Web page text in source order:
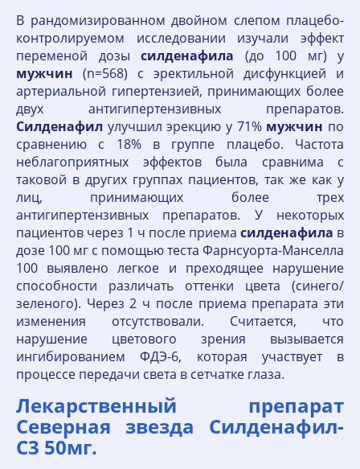
В рандомизированном двойном слепом плацебо-
контролируемом исследовании изучали эффект
переменой дозы силденафила (до 100 мг) у
мужчин (n=568) с эректильной дисфункцией и
артериальной гипертензией, принимающих более
двух антигипертензивных препаратов.
Силденафил улучшил эрекцию у 71% мужчин по
сравнению с 18% в группе плацебо. Частота
неблагоприятных эффектов была сравнима с
таковой в других группах пациентов, так же как у
лиц, принимающих более трех
антигипертензивных препаратов. У некоторых
пациентов через 1 ч после приема силденафила в
дозе 100 мг с помощью теста Фарнсуорта-Манселла
100 выявлено легкое и преходящее нарушение
способности различать оттенки цвета (синего/
зеленого). Через 2 ч после приема препарата эти
изменения отсутствовали. Считается, что
нарушение цветового зрения вызывается
ингибированием ФДЭ-6, которая участвует в
процессе передачи света в сетчатке глаза.
Лекарственный препарат
Северная звезда Силденафил-
С3 50мг.